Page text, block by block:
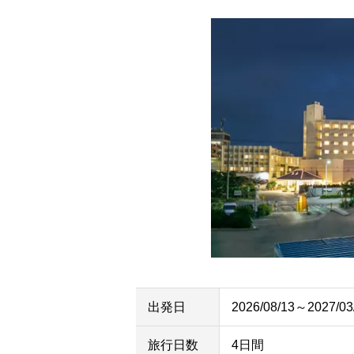
出発日 2026/08/13～2027/
旅行日数 4日間